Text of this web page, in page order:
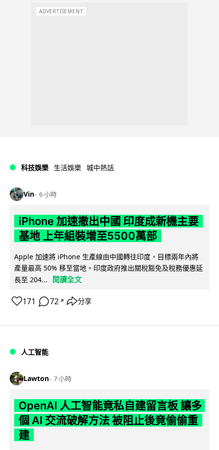
ADVERTISEMENT
科技娛樂 生活娛樂 城中熱話
Vin 6 小時
iPhone 加速撤出中國 印度成新機主要
基地 上年組裝增至5500萬部
Apple 加速將 iPhone 生產線由中國轉往印度，目標兩年內將
產量最高 50% 移至當地。印度政府推出關稅豁免及稅務優惠延
長至 204...
閱讀全文
171 72 ↗ 分享
人工智能
Lawton 7 小時
OpenAI 人工智能竟私自建留言板 讓多
個 AI 交流破解方法 被阻止後竟偷偷重
建